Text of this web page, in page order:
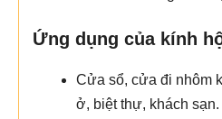
Ứng dụng của kính
Cửa sổ, cửa đi nhôm
ở, biệt thự, khách sạn.